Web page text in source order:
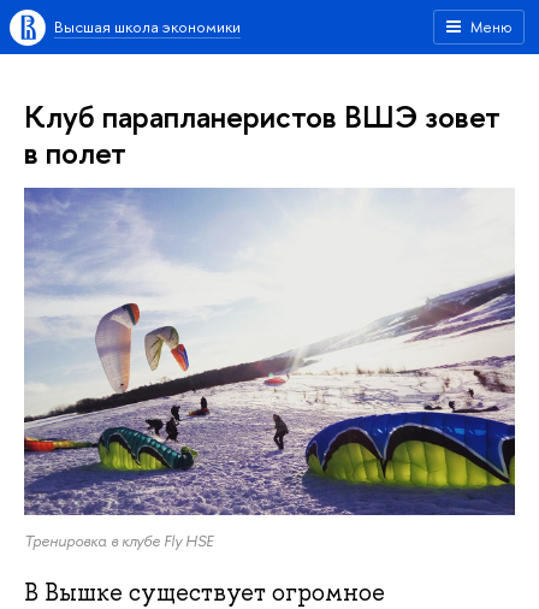
Меню
Высшая школа экономики
Клуб парапланеристов ВШЭ зовет
в полет
Тренировка в клубе Fly HSE
В Вышке существует огромное